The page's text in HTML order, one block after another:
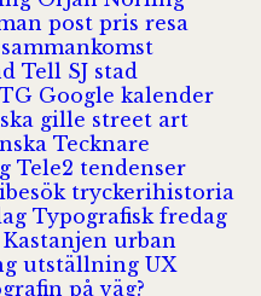
post pris resa
sammankomst
Tell SJ stad
Google kalender
gille street art
Tecknare
Tele2 tendenser
tryckerihistoria
Typografisk fredag
urban
utställning UX
på väg?